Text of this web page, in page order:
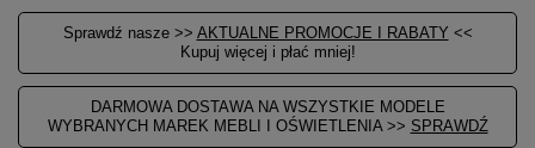
Sprawdź nasze >> AKTUALNE PROMOCJE I RABATY <<
Kupuj więcej i płać mniej!
DARMOWA DOSTAWA NA WSZYSTKIE MODELE
WYBRANYCH MAREK MEBLI I OŚWIETLENIA >> SPRAWDŹ